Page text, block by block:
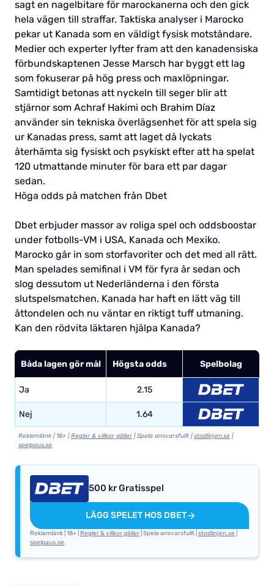
sagt en nagelbitare för marockanerna och den gick
hela vägen till straffar. Taktiska analyser i Marocko
pekar ut Kanada som en väldigt fysisk motståndare.
Medier och experter lyfter fram att den kanadensiska
förbundskaptenen Jesse Marsch har byggt ett lag
som fokuserar på hög press och maxlöpningar.
Samtidigt betonas att nyckeln till seger blir att
stjärnor som Achraf Hakimi och Brahim Díaz
använder sin tekniska överlägsenhet för att spela sig
ur Kanadas press, samt att laget då lyckats
återhämta sig fysiskt och psykiskt efter att ha spelat
120 utmattande minuter för bara ett par dagar
sedan.
Höga odds på matchen från Dbet
Dbet erbjuder massor av roliga spel och oddsboostar
under fotbolls-VM i USA, Kanada och Mexiko.
Marocko går in som storfavoriter och det med all rätt.
Man spelades semifinal i VM för fyra år sedan och
slog dessutom ut Nederländerna i den första
slutspelsmatchen. Kanada har haft en lätt väg till
åttondelen och nu väntar en riktigt tuff utmaning.
Kan den rödvita läktaren hjälpa Kanada?
Båda lagen gör mål Högsta odds Spelbolag
Ja 2.15
Nej 1.64
Reklamlänk | 18+ |Regler & villkor gäller | Spela ansvarsfullt |stodlinjen.se |
spelpaus.se.
500 kr Gratisspel
LÄGG SPELET HOS DBET
Reklamlänk | 18+ | Regler & villkor gäller | Spela ansvarsfullt | stodlinjen.se
spelpaus.se.